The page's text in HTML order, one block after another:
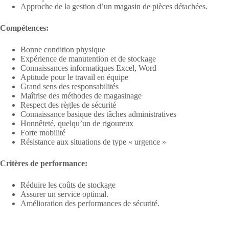
Approche de la gestion d’un magasin de pièces détachées.
Compétences:
Bonne condition physique
Expérience de manutention et de stockage
Connaissances informatiques Excel, Word
Aptitude pour le travail en équipe
Grand sens des responsabilités
Maîtrise des méthodes de magasinage
Respect des règles de sécurité
Connaissance basique des tâches administratives
Honnêteté, quelqu’un de rigoureux
Forte mobilité
Résistance aux situations de type « urgence »
Critères de performance:
Réduire les coûts de stockage
Assurer un service optimal.
Amélioration des performances de sécurité.